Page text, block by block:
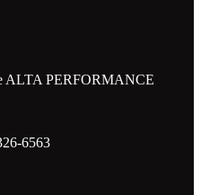
ALTA PERFORMANCE
6563